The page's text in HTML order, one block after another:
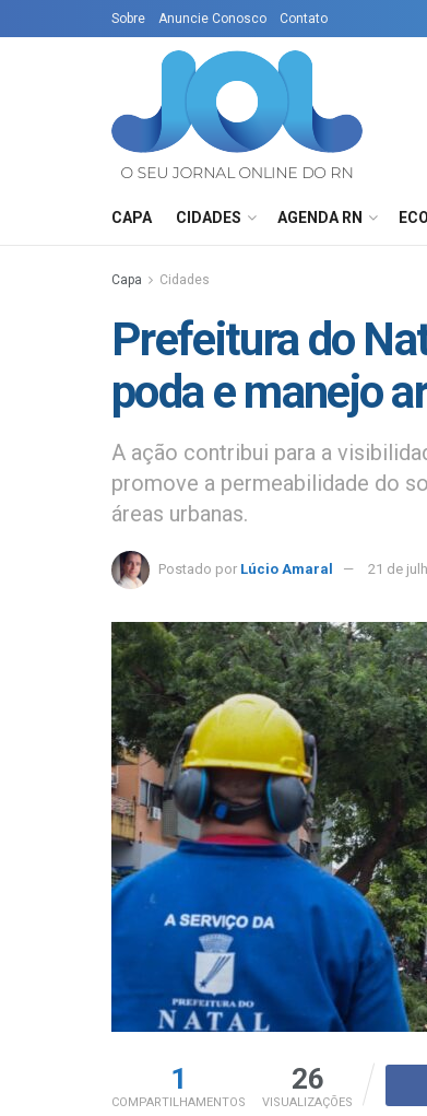
Sobre Anuncie Conosco Contato
CAPA CIDADES AGENDA RN
Capa Cidades
Prefeitura do
poda e manejo
A ação contribui para a
promove a permeabilidade do
áreas urbanas.
Postado por Lúcio Amaral 21 de
1
COMPARTILHAMENTOS
26
VISUALIZAÇÕES